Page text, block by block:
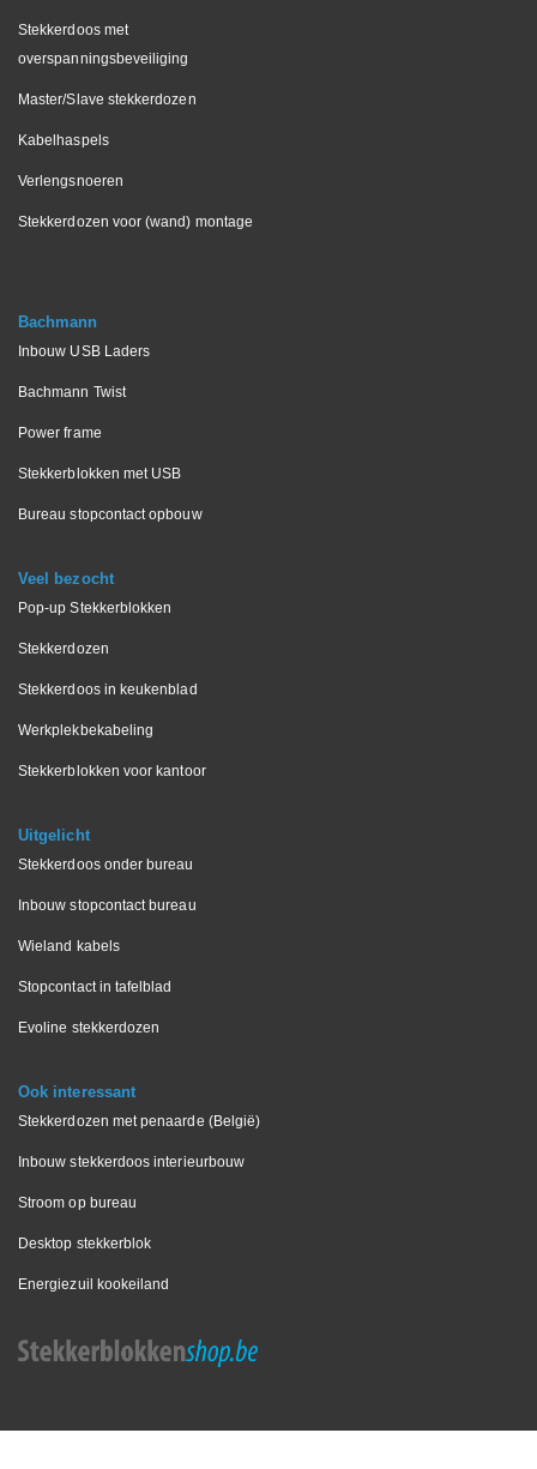
Stekkerdoos met
overspanningsbeveiliging
Master/Slave stekkerdozen
Kabelhaspels
Verlengsnoeren
Stekkerdozen voor (wand) montage
Bachmann
Inbouw USB Laders
Bachmann Twist
Power frame
Stekkerblokken met USB
Bureau stopcontact opbouw
Veel bezocht
Pop-up Stekkerblokken
Stekkerdozen
Stekkerdoos in keukenblad
Werkplekbekabeling
Stekkerblokken voor kantoor
Uitgelicht
Stekkerdoos onder bureau
Inbouw stopcontact bureau
Wieland kabels
Stopcontact in tafelblad
Evoline stekkerdozen
Ook interessant
Stekkerdozen met penaarde (België)
Inbouw stekkerdoos interieurbouw
Stroom op bureau
Desktop stekkerblok
Energiezuil kookeiland